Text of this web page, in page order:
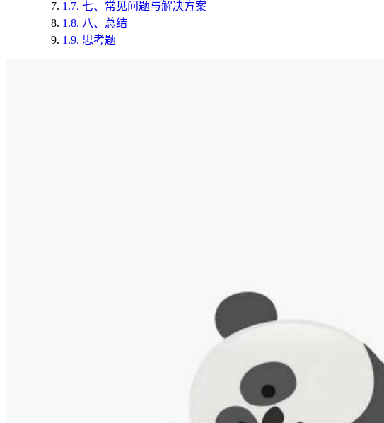
1.7. 七、常见问题与解决方案
1.8. 八、总结
1.9. 思考题